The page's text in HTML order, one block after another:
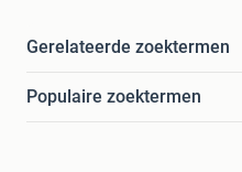
Gerelateerde zoektermen
Populaire zoektermen